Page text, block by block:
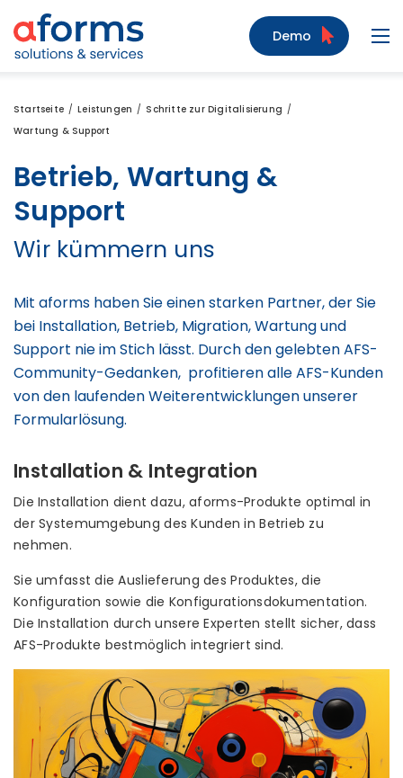
Zum Inhalt
Zum Menü
Zur Suche
Demo
Startseite Leistungen
Schritte zur Digitalisierung
Wartung & Support
Betrieb, Wartung &
Support
Wir kümmern uns
Mit aforms haben Sie einen starken Partner, der Sie
bei Installation, Betrieb, Migration, Wartung und
Support nie im Stich lässt. Durch den gelebten AFS-
Community-Gedanken, profitieren alle AFS-Kunden
von den laufenden Weiterentwicklungen unserer
Formularlösung.
Installation & Integration
Die Installation dient dazu, aforms-Produkte optimal in
der Systemumgebung des Kunden in Betrieb zu
nehmen.
Sie umfasst die Auslieferung des Produktes, die
Konfiguration sowie die Konfigurationsdokumentation.
Die Installation durch unsere Experten stellt sicher, dass
AFS-Produkte bestmöglich integriert sind.